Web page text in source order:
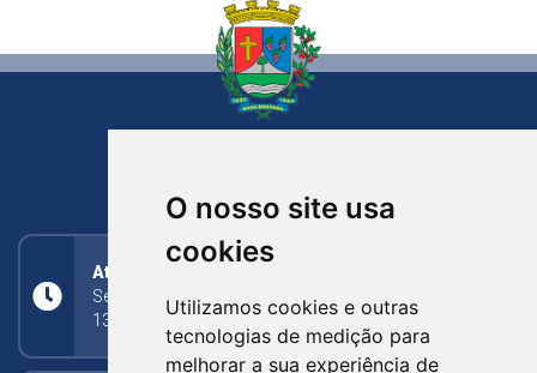
O nosso site usa
cookies
Utilizamos cookies e outras
tecnologias de medição para
melhorar a sua experiência de
Atendimento
Segunda a Sexta: 8h às 11h30min (manhã);
13h30min às 17h (tarde)